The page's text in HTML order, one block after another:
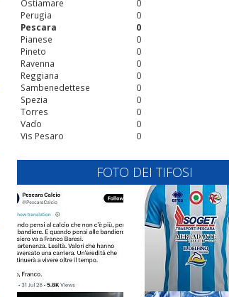
0
Ostiamare
0
Perugia
0
Pescara
0
Pianese
0
Pineto
0
Ravenna
0
Reggiana
0
Sambenedettese
0
Spezia
0
Torres
0
Vado
0
Vis Pesaro
FOTO DEI TIFOSI